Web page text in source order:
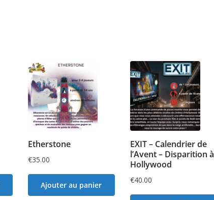
Etherstone
€35.00
Ajouter au panier
EXIT – Calendrier de
l’Avent – Disparition à
Hollywood
€40.00